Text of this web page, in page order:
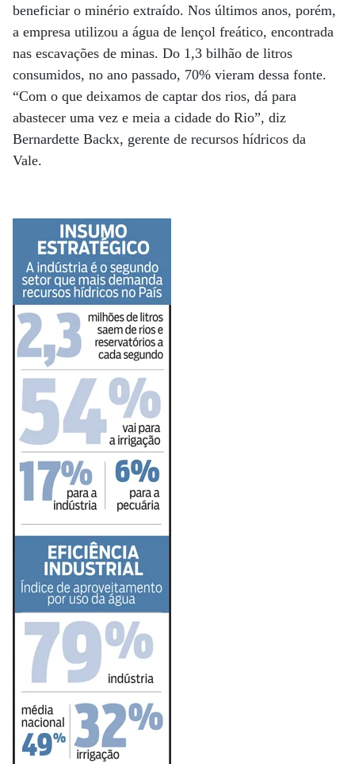
beneficiar o minério extraído. Nos últimos anos, porém,
a empresa utilizou a água de lençol freático, encontrada
nas escavações de minas. Do 1,3 bilhão de litros
consumidos, no ano passado, 70% vieram dessa fonte.
“Com o que deixamos de captar dos rios, dá para
abastecer uma vez e meia a cidade do Rio”, diz
Bernardette Backx, gerente de recursos hídricos da
Vale.